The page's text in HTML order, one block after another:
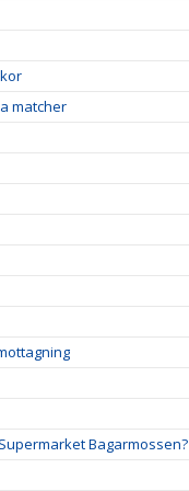
matcher
Bagarmossen?